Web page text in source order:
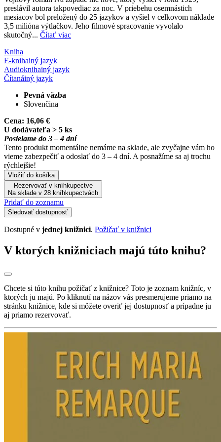
preslávil autora takpovediac za noc. V priebehu osemnástich
mesiacov bol preložený do 25 jazykov a vyšiel v celkovom náklade
3,5 milióna výtlačkov. Jeho filmové spracovanie vyvolalo
skutočný... Čítať viac
Kniha
E-knihainý jazyk
Audioknihainý jazyk
Čítanáiný jazyk
Pevná väzba
Slovenčina
Cena: 16,06 €
U dodávateľa > 5 ks
Posielame do 3 – 4 dní
Tento produkt momentálne nemáme na sklade, ale zvyčajne vám ho
vieme zabezpečiť a odoslať do 3 – 4 dní. A posnažíme sa aj trochu
rýchlejšie!
Vložiť do košíka
Rezervovať v kníhkupectve
Na sklade v 28 kníhkupectvách
Pridať do zoznamu
Sledovať dostupnosť
Dostupné v jednej knižnici. Požičať v knižnici
V ktorých knižniciach majú túto knihu?
Chcete si túto knihu požičať z knižnice? Toto je zoznam knižníc, v
ktorých ju majú. Po kliknutí na názov vás presmerujeme priamo na
stránku knižnice, kde si môžete overiť jej dostupnosť a prípadne ju
aj priamo rezervovať.